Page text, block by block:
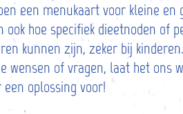
een menukaart voor kleine
ook hoe specifiek dieetnoden of
kunnen zijn, zeker bij
wensen of vragen, laat het ons
een oplossing voor!